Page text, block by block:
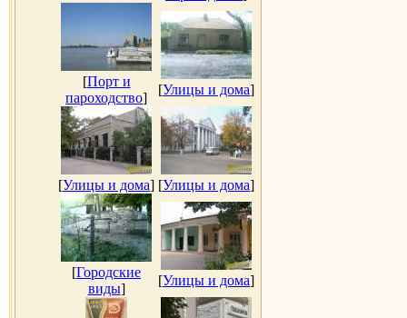
[Порт и
пароходство]
[Улицы и дома]
[Улицы и дома] [Улицы и дома]
[Городские
виды]
[Улицы и дома]